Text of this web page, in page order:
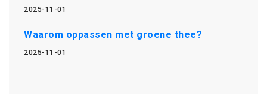
2025-11-01
Waarom oppassen met groene thee?
2025-11-01